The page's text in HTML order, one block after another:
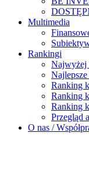
Multimedia
Rankingi
Najwyżej
Ranking
Ranking
Ranking
Przegląd
O nas /